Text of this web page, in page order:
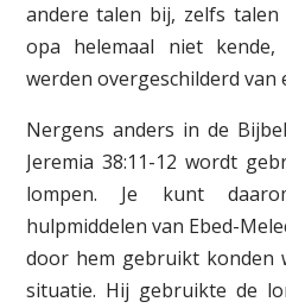
andere talen bij, zelfs
opa helemaal niet
werden overgeschilderd van
Nergens anders in de
Jeremia 38:11-12 wordt
lompen. Je kunt
hulpmiddelen van Ebed-
door hem gebruikt konden
situatie. Hij gebruikte de